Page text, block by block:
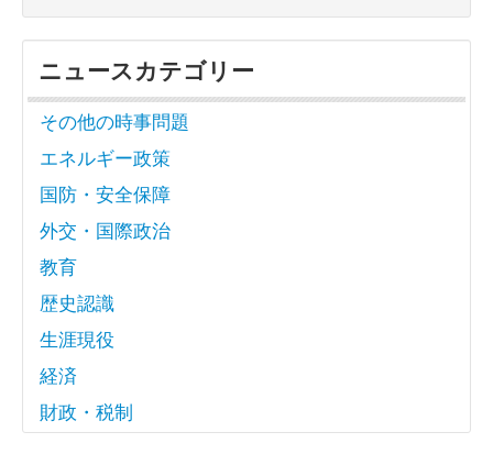
ニュースカテゴリー
その他の時事問題
エネルギー政策
国防・安全保障
外交・国際政治
教育
歴史認識
生涯現役
経済
財政・税制